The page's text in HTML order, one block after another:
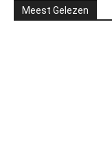
Meest Gelezen